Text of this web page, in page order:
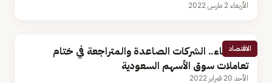
الأربعاء 2 مارس 2022
الاقتصاد
بالأسماء.. الشركات الصاعدة والمتراجعة في ختام
تعاملات سوق الأسهم السعودية
الأحد 20 فبراير 2022